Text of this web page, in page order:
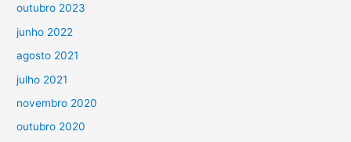
outubro 2023
junho 2022
agosto 2021
julho 2021
novembro 2020
outubro 2020